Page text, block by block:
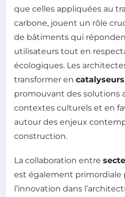
que celles appliquées au
carbone, jouent un rôle
de bâtiments qui
utilisateurs tout en
écologiques. Les
transformer en
promouvant des solutions
contextes culturels et en
autour des enjeux
construction.
La collaboration entre
est également primordiale
l’innovation dans